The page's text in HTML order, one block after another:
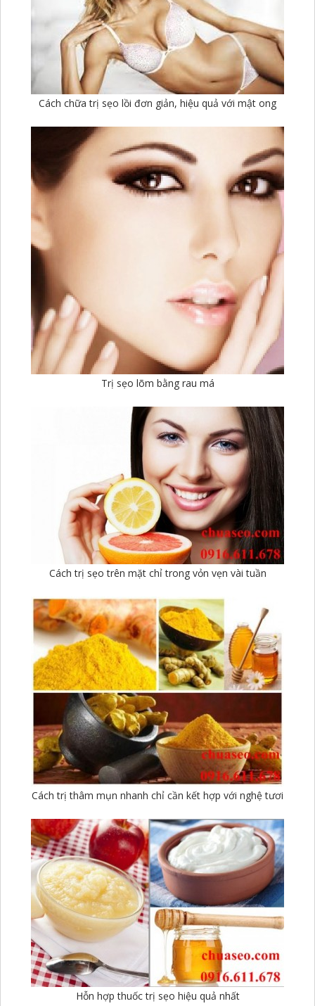
Cách chữa trị sẹo lồi đơn giản, hiệu quả với mật ong
Trị sẹo lõm bằng rau má
Cách trị sẹo trên mặt chỉ trong vỏn vẹn vài tuần
Cách trị thâm mụn nhanh chỉ cần kết hợp với nghệ tươi
Hỗn hợp thuốc trị sẹo hiệu quả nhất